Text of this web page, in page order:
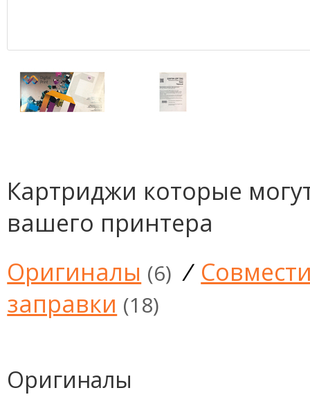
Картриджи которые
вашего принтера
Оригиналы (6) /
заправки (18)
Оригиналы